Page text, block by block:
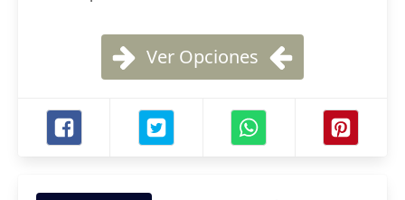
Ver Opciones